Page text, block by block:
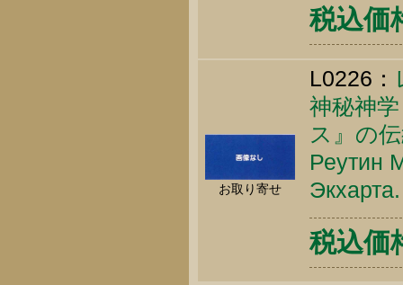
税込価
お取り寄せ
L0226：
神秘神
ス』の
Реутин
税込価